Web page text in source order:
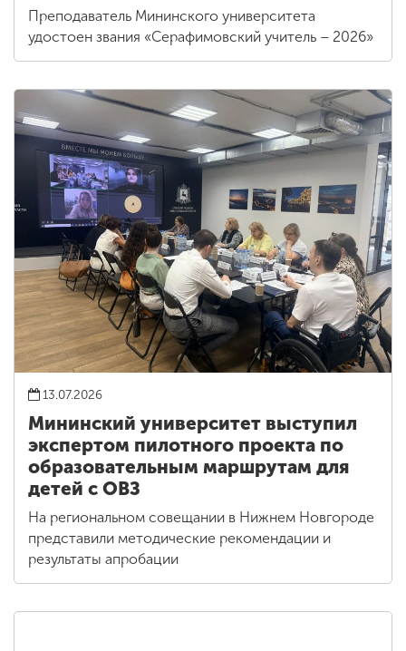
Преподаватель Мининского университета
удостоен звания «Серафимовский учитель – 2026»
13.07.2026
Мининский университет выступил
экспертом пилотного проекта по
образовательным маршрутам для
детей с ОВЗ
На региональном совещании в Нижнем Новгороде
представили методические рекомендации и
результаты апробации